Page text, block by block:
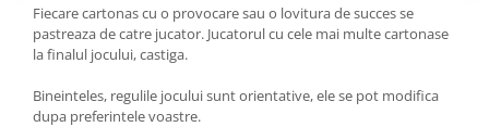
Fiecare cartonas cu o provocare sau o lovitura de succes se
pastreaza de catre jucator. Jucatorul cu cele mai multe cartonase
la finalul jocului, castiga.
Bineinteles, regulile jocului sunt orientative, ele se pot modifica
dupa preferintele voastre.